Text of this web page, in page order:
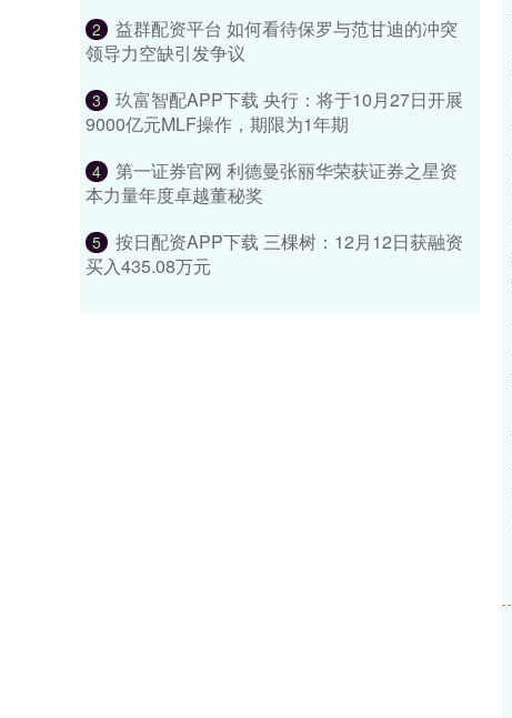
2
益群配资平台 如何看待保罗与范甘迪的冲突
领导力空缺引发争议
3
玖富智配APP下载 央行：将于10月27日开展
9000亿元MLF操作，期限为1年期
4
第一证券官网 利德曼张丽华荣获证券之星资
本力量年度卓越董秘奖
5
按日配资APP下载 三棵树：12月12日获融资
买入435.08万元